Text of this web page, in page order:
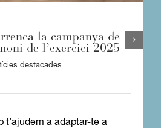
la campanya de
de l’exercici 2025
destacades
t’ajudem a adaptar-te a